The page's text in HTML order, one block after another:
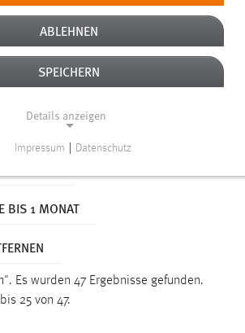
BIS 1 MONAT
Es wurden 47 Ergebnisse gefunden.
25 von 47.
ABLEHNEN
SPEICHERN
Details anzeigen
sind für die einwandfreie Funktion der
Impressum Datenschutz